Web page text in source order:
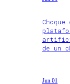
de un
Jun 01